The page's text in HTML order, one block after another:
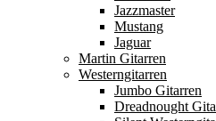
Jazzmaster
Mustang
Jaguar
Martin Gitarren
Westerngitarren
Jumbo Gitarren
Dreadnought